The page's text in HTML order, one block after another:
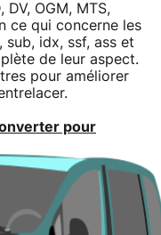
DV, OGM, MTS,
ce qui concerne les
idx, ssf, ass et
de leur aspect.
pour améliorer
pour